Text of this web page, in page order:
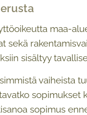
maa-
sekä
sisältyy
vaiheista
sopimukset
sopimus